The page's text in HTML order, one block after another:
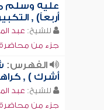
عليه وسلم
أربعاً) ,
للشيخ: عبد
جزء من محاضرة (
الفهرس:
أشرك ) ,
للشيخ: عبد
جزء من محاضرة (